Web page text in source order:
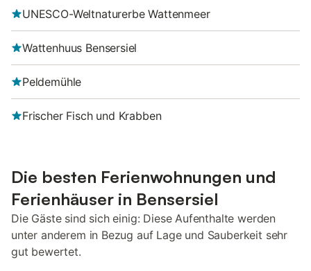
UNESCO-Weltnaturerbe Wattenmeer
Wattenhuus Bensersiel
Peldemühle
Frischer Fisch und Krabben
Die besten Ferienwohnungen und
Ferienhäuser in Bensersiel
Die Gäste sind sich einig: Diese Aufenthalte werden
unter anderem in Bezug auf Lage und Sauberkeit sehr
gut bewertet.